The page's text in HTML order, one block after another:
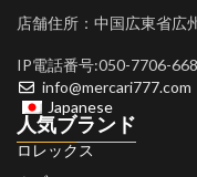
店舗住所：中国広東省広
IP電話番号:050-7706-
info@mercari777.com
Japanese
人気ブランド
ロレックス